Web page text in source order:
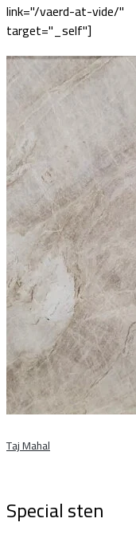
link="/vaerd-at-vide/"
target="_self"]
Taj Mahal
Special sten